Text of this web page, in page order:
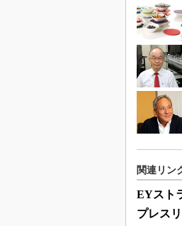
関連リン
EYスト
プレス